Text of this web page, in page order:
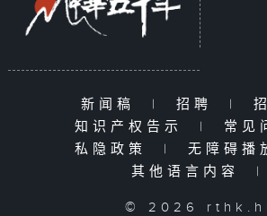
新闻稿 | 招聘 |
知识产权告示
| 常见
私隐政策
| 无障碍播
其他语言内容
|
© 2026